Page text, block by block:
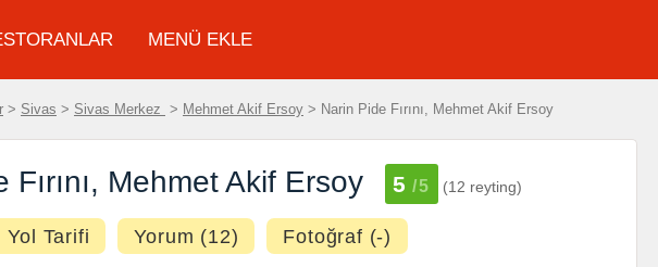
MENÜ EKLE
> Sivas > Sivas Merkez > Mehmet Akif Ersoy > Narin Pide Fırını, Mehmet Akif Ersoy
Fırını, Mehmet Akif Ersoy 5 /5 (12 reyting)
Yol Tarifi Yorum (12) Fotoğraf (-)